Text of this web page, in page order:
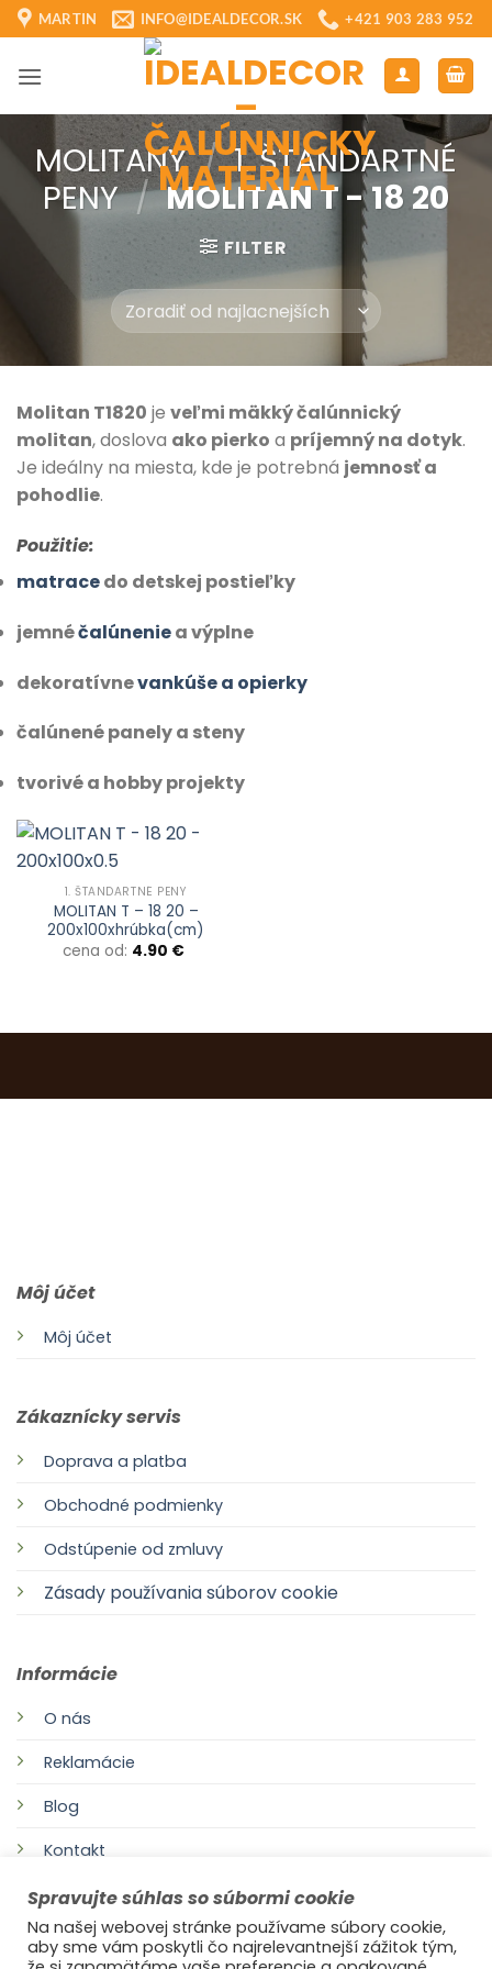
Skip
to
content
MARTIN INFO@IDEALDECOR.SK +421 903 283 952
MOLITANY / 1. ŠTANDARTNÉ
PENY / MOLITAN T - 18 20
FILTER
Molitan T1820 je veľmi mäkký čalúnnický
molitan, doslova ako pierko a príjemný na dotyk.
Je ideálny na miesta, kde je potrebná jemnosť a
pohodlie.
Použitie:
matracedo detskej postieľky
jemnéčalúneniea výplne
dekoratívnevankúše a opierky
čalúnené panely a steny
tvorivé a hobby projekty
1. ŠTANDARTNÉ PENY
MOLITAN T – 18 20 –
200x100xhrúbka(cm)
cena od: 4.90 €
Môj účet
Môj účet
Zákaznícky servis
Doprava a platba
Obchodné podmienky
Odstúpenie od zmluvy
Zásady používania súborov cookie
Informácie
O nás
Reklamácie
Blog
Kontakt
Spravujte súhlas so súbormi cookie
Na našej webovej stránke používame súbory cookie,
aby sme vám poskytli čo najrelevantnejší zážitok tým,